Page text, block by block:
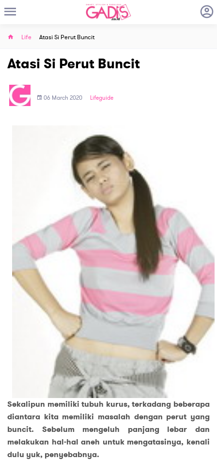
Life Atasi Si Perut Buncit
Atasi Si Perut Buncit
06 March 2020 Lifeguide
Sekalipun memiliki tubuh kurus, terkadang beberapa
diantara kita memiliki masalah dengan perut yang
buncit. Sebelum mengeluh panjang lebar dan
melakukan hal-hal aneh untuk mengatasinya, kenali
dulu yuk, penyebabnya.